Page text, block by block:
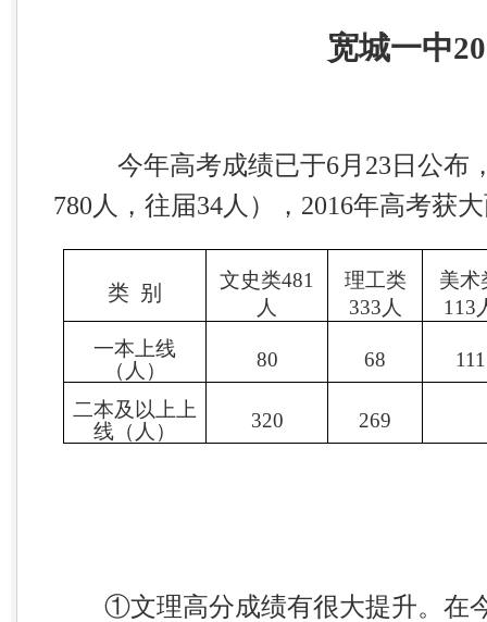
宽城一中
今年高考成绩已于6月 23 日公布
780 人，往届34人）， 2016年高考获
类 别
文史类481
人
理工类
333 人
美术
113
一本上线
（人）
80 68 111
二本及以上上
线（人）
320 269
①文理高分成绩有很大提升。在